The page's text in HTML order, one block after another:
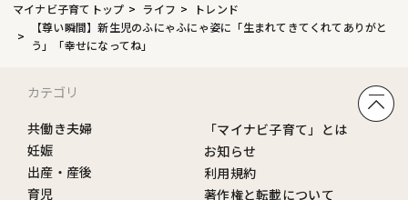
マイナビ子育てトップ ライフ
トレンド
【尊い瞬間】新生児のふにゃふにゃ姿に「生まれてきてくれてありがと
う」「幸せになってね」
カテゴリ
共働き夫婦
妊娠
出産・産後
育児
「マイナビ子育て」とは
お知らせ
利用規約
著作権と転載について